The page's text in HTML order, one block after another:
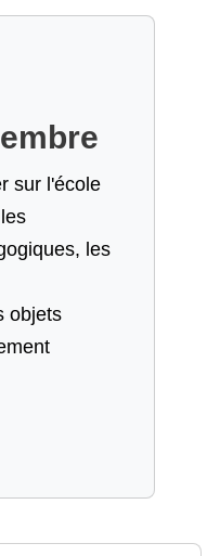
sur l'école
les
objets